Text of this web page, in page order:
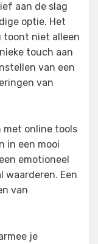
aan de slag
optie. Het
toont niet alleen
touch aan
van een
van
met online tools
in een mooi
emotioneel
waarderen. Een
van
je